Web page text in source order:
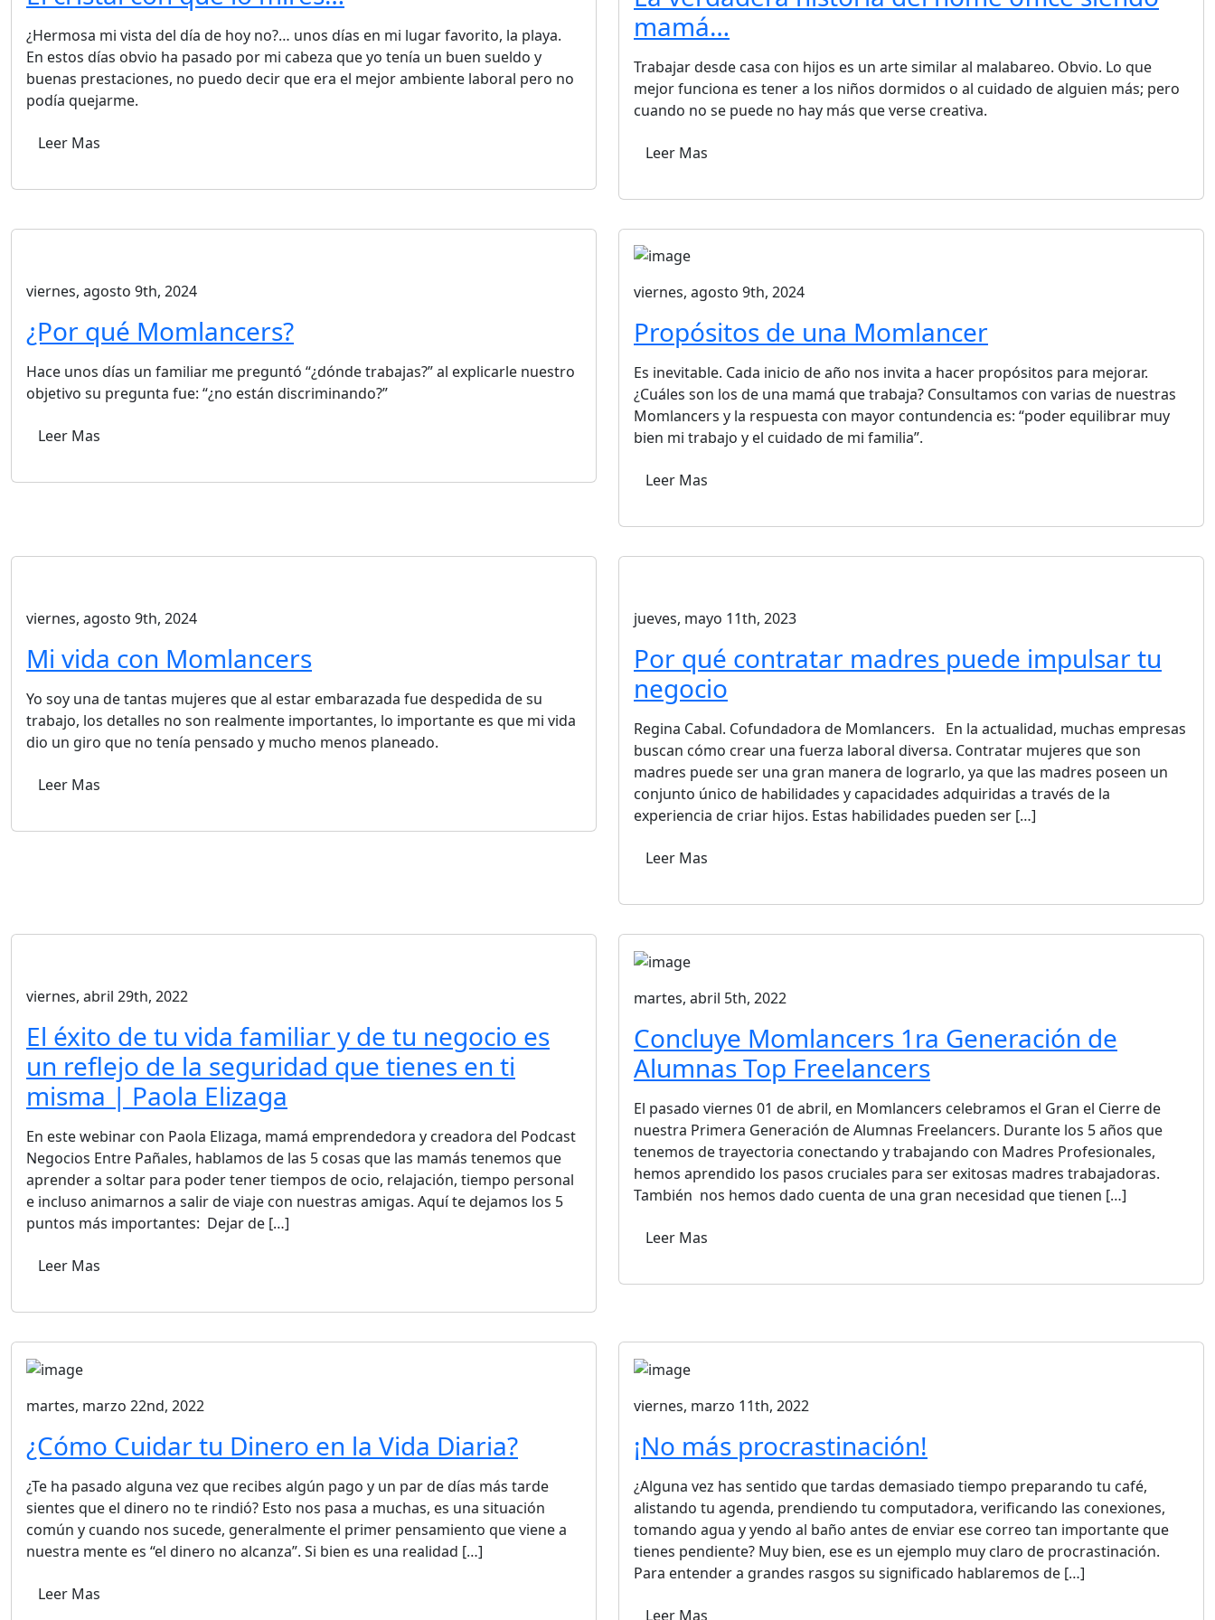
¿Hermosa mi vista del día de hoy no?… unos días en mi lugar favorito, la playa.
En estos días obvio ha pasado por mi cabeza que yo tenía un buen sueldo y
buenas prestaciones, no puedo decir que era el mejor ambiente laboral pero no
podía quejarme.
Leer Mas
mamá…
Trabajar desde casa con hijos es un arte similar al malabareo. Obvio. Lo que
mejor funciona es tener a los niños dormidos o al cuidado de alguien más; pero
cuando no se puede no hay más que verse creativa.
Leer Mas
viernes, agosto 9th, 2024
¿Por qué Momlancers?
Hace unos días un familiar me preguntó “¿dónde trabajas?” al explicarle nuestro
objetivo su pregunta fue: “¿no están discriminando?”
Leer Mas
viernes, agosto 9th, 2024
Propósitos de una Momlancer
Es inevitable. Cada inicio de año nos invita a hacer propósitos para mejorar.
¿Cuáles son los de una mamá que trabaja? Consultamos con varias de nuestras
Momlancers y la respuesta con mayor contundencia es: “poder equilibrar muy
bien mi trabajo y el cuidado de mi familia”.
Leer Mas
viernes, agosto 9th, 2024
Mi vida con Momlancers
Yo soy una de tantas mujeres que al estar embarazada fue despedida de su
trabajo, los detalles no son realmente importantes, lo importante es que mi vida
dio un giro que no tenía pensado y mucho menos planeado.
Leer Mas
jueves, mayo 11th, 2023
Por qué contratar madres puede impulsar tu
negocio
Regina Cabal. Cofundadora de Momlancers. En la actualidad, muchas empresas
buscan cómo crear una fuerza laboral diversa. Contratar mujeres que son
madres puede ser una gran manera de lograrlo, ya que las madres poseen un
conjunto único de habilidades y capacidades adquiridas a través de la
experiencia de criar hijos. Estas habilidades pueden ser […]
Leer Mas
viernes, abril 29th, 2022
El éxito de tu vida familiar y de tu negocio es
un reflejo de la seguridad que tienes en ti
misma | Paola Elizaga
En este webinar con Paola Elizaga, mamá emprendedora y creadora del Podcast
Negocios Entre Pañales, hablamos de las 5 cosas que las mamás tenemos que
aprender a soltar para poder tener tiempos de ocio, relajación, tiempo personal
e incluso animarnos a salir de viaje con nuestras amigas. Aquí te dejamos los 5
puntos más importantes: Dejar de […]
Leer Mas
martes, abril 5th, 2022
Concluye Momlancers 1ra Generación de
Alumnas Top Freelancers
El pasado viernes 01 de abril, en Momlancers celebramos el Gran el Cierre de
nuestra Primera Generación de Alumnas Freelancers. Durante los 5 años que
tenemos de trayectoria conectando y trabajando con Madres Profesionales,
hemos aprendido los pasos cruciales para ser exitosas madres trabajadoras.
También nos hemos dado cuenta de una gran necesidad que tienen […]
Leer Mas
martes, marzo 22nd, 2022
¿Cómo Cuidar tu Dinero en la Vida Diaria?
¿Te ha pasado alguna vez que recibes algún pago y un par de días más tarde
sientes que el dinero no te rindió? Esto nos pasa a muchas, es una situación
común y cuando nos sucede, generalmente el primer pensamiento que viene a
nuestra mente es “el dinero no alcanza”. Si bien es una realidad […]
Leer Mas
viernes, marzo 11th, 2022
¡No más procrastinación!
¿Alguna vez has sentido que tardas demasiado tiempo preparando tu café,
alistando tu agenda, prendiendo tu computadora, verificando las conexiones,
tomando agua y yendo al baño antes de enviar ese correo tan importante que
tienes pendiente? Muy bien, ese es un ejemplo muy claro de procrastinación.
Para entender a grandes rasgos su significado hablaremos de […]
Leer Mas